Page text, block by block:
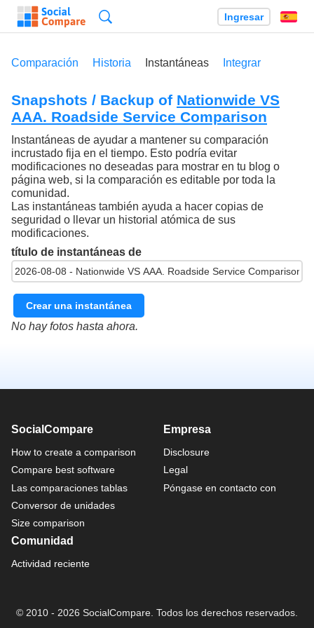
Ingresar
Comparación Historia Instantáneas Integrar
Snapshots / Backup of Nationwide VS
AAA. Roadside Service Comparison
Instantáneas de ayudar a mantener su comparación
incrustado fija en el tiempo. Esto podría evitar
modificaciones no deseadas para mostrar en tu blog o
página web, si la comparación es editable por toda la
comunidad.
Las instantáneas también ayuda a hacer copias de
seguridad o llevar un historial atómica de sus
modificaciones.
título de instantáneas de
Crear una instantánea
No hay fotos hasta ahora.
SocialCompare
How to create a comparison
Compare best software
Las comparaciones tablas
Conversor de unidades
Size comparison
Empresa
Disclosure
Legal
Póngase en contacto con
Comunidad
Actividad reciente
© 2010 - 2026 SocialCompare. Todos los derechos reservados.